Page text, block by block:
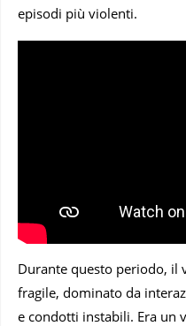
episodi più violenti.
Durante questo periodo, il
fragile, dominato da
e condotti instabili. Era un